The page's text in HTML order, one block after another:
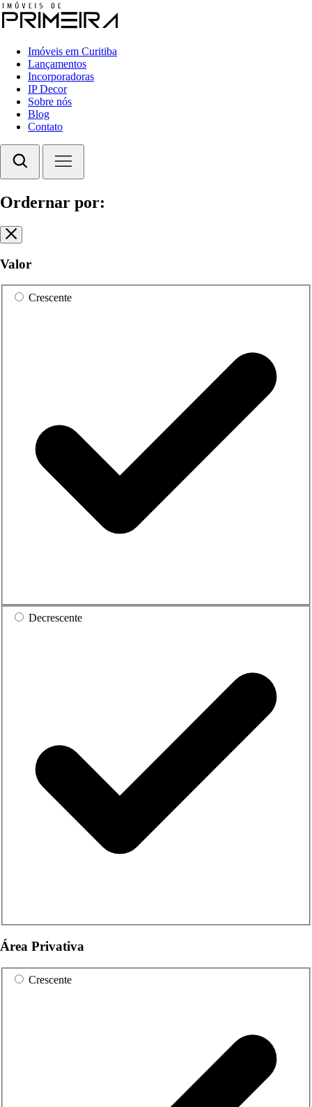
Imóveis em Curitiba
Lançamentos
Incorporadoras
IP Decor
Sobre nós
Blog
Contato
Ordernar por:
Valor
Crescente
Decrescente
Área Privativa
Crescente